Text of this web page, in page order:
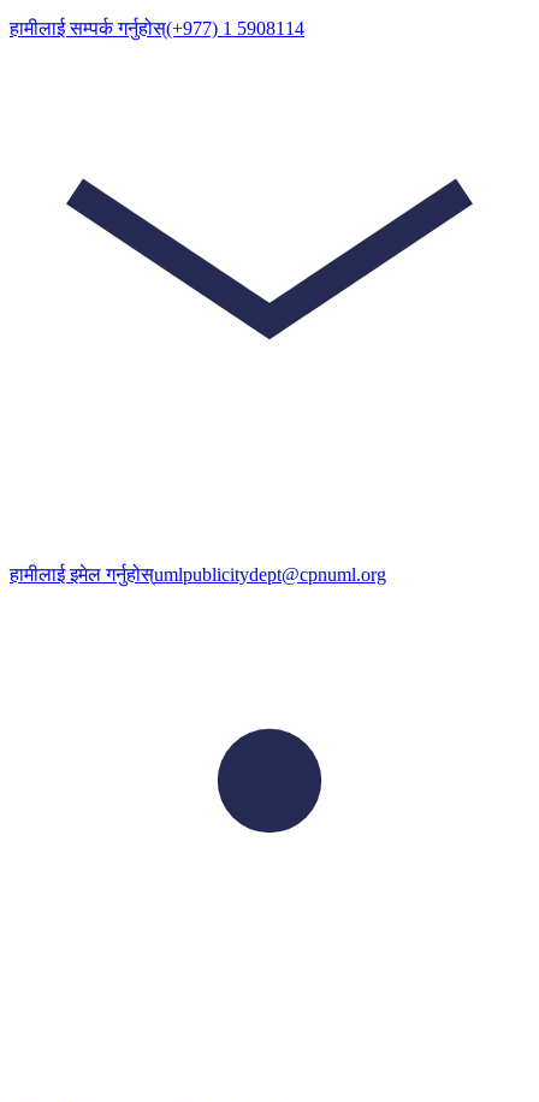
हामीलाई सम्पर्क गर्नुहोस्(+977) 1 5908114
हामीलाई इमेल गर्नुहोस्umlpublicitydept@cpnuml.org